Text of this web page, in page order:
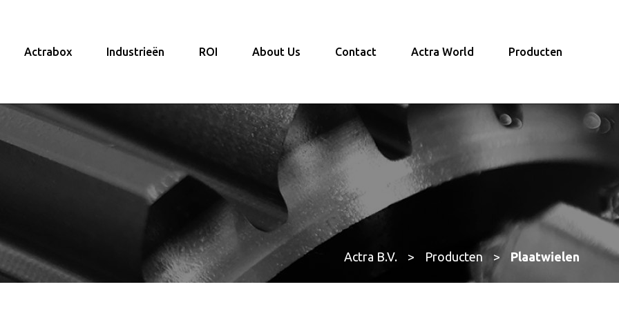
Actrabox Industrieën ROI About Us Contact Actra World Producten
Actra B.V. > Producten > Plaatwielen